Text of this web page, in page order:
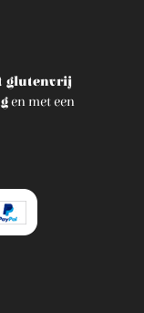
glutenvrij
en met een